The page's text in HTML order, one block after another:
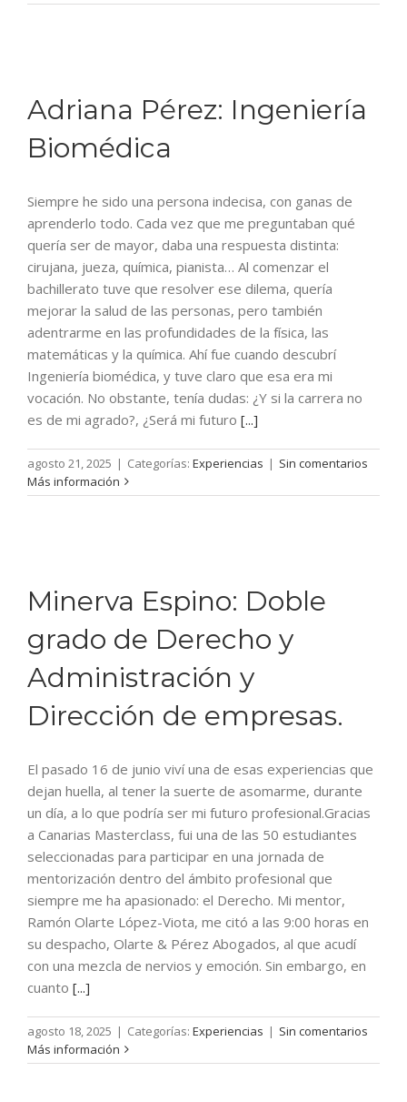
Adriana Pérez: Ingeniería
Biomédica
Siempre he sido una persona indecisa, con ganas de
aprenderlo todo. Cada vez que me preguntaban qué
quería ser de mayor, daba una respuesta distinta:
cirujana, jueza, química, pianista… Al comenzar el
bachillerato tuve que resolver ese dilema, quería
mejorar la salud de las personas, pero también
adentrarme en las profundidades de la física, las
matemáticas y la química. Ahí fue cuando descubrí
Ingeniería biomédica, y tuve claro que esa era mi
vocación. No obstante, tenía dudas: ¿Y si la carrera no
es de mi agrado?, ¿Será mi futuro [...]
agosto 21, 2025 | Categorías: Experiencias | Sin comentarios
Más información
Minerva Espino: Doble
grado de Derecho y
Administración y
Dirección de empresas.
El pasado 16 de junio viví una de esas experiencias que
dejan huella, al tener la suerte de asomarme, durante
un día, a lo que podría ser mi futuro profesional.Gracias
a Canarias Masterclass, fui una de las 50 estudiantes
seleccionadas para participar en una jornada de
mentorización dentro del ámbito profesional que
siempre me ha apasionado: el Derecho. Mi mentor,
Ramón Olarte López-Viota, me citó a las 9:00 horas en
su despacho, Olarte & Pérez Abogados, al que acudí
con una mezcla de nervios y emoción. Sin embargo, en
cuanto [...]
agosto 18, 2025 | Categorías: Experiencias | Sin comentarios
Más información